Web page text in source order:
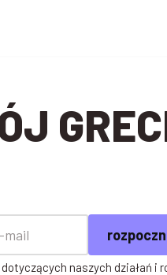
naszych działań i